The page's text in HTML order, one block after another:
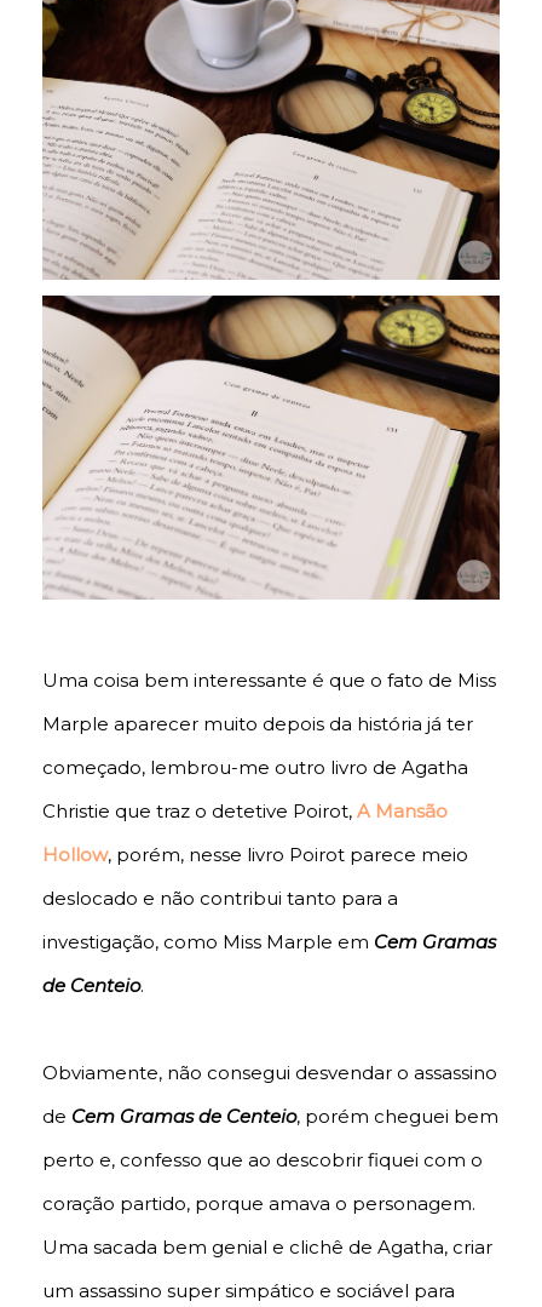
Uma coisa bem interessante é que o fato de Miss
Marple aparecer muito depois da história já ter
começado, lembrou-me outro livro de Agatha
Christie que traz o detetive Poirot, A Mansão
Hollow, porém, nesse livro Poirot parece meio
deslocado e não contribui tanto para a
investigação, como Miss Marple em Cem Gramas
de Centeio.
Obviamente, não consegui desvendar o assassino
de Cem Gramas de Centeio, porém cheguei bem
perto e, confesso que ao descobrir fiquei com o
coração partido, porque amava o personagem.
Uma sacada bem genial e clichê de Agatha, criar
um assassino super simpático e sociável para